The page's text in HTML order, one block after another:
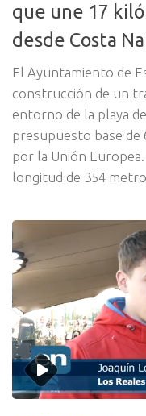
que une 17
desde Costa
El Ayuntamiento de
construcción de un
entorno de la playa
presupuesto base de
por la Unión
longitud de 354